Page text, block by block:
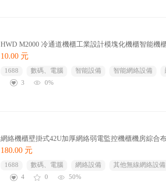
HWD M2000 冷通道機櫃工業設計模塊化機櫃智能機
10.00 元
1688 數碼、電腦 智能設備 智能網絡設備
3
0%
網絡機櫃壁掛式42U加厚網絡弱電監控機櫃機房綜合
180.00 元
1688 數碼、電腦 網絡設備 其他無線網絡設備
4
0 50%